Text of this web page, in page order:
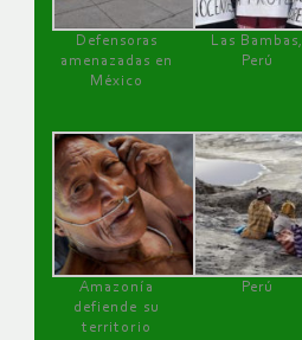
Defensoras
amenazadas en
México
Las Bambas,
Perú
Amazonía
defiende su
territorio
Perú